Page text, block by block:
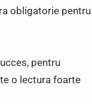
obligatorie pentru
pentru
o lectura foarte